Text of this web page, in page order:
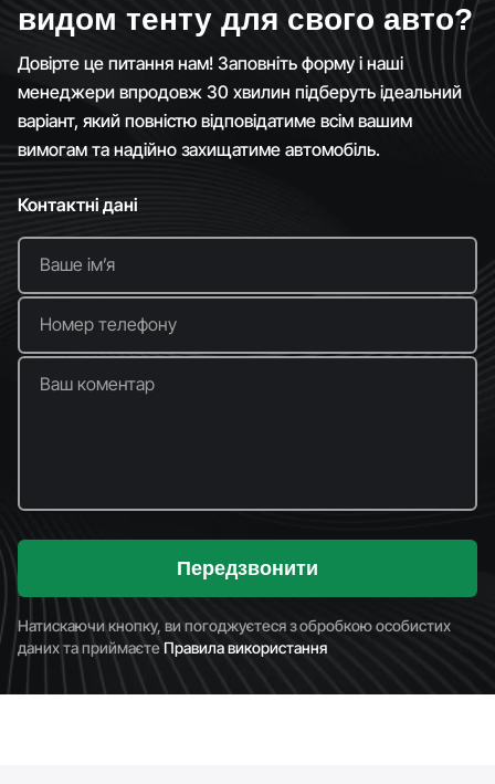
видом тенту для свого авто?
Довірте це питання нам! Заповніть форму і наші
менеджери впродовж 30 хвилин підберуть ідеальний
варіант, який повністю відповідатиме всім вашим
вимогам та надійно захищатиме автомобіль.
Контактні дані
Ваше імʼя
Номер телефону
Ваш коментар
Передзвонити
Натискаючи кнопку, ви погоджуєтеся з обробкою особистих
даних та приймаєтеПравила використання